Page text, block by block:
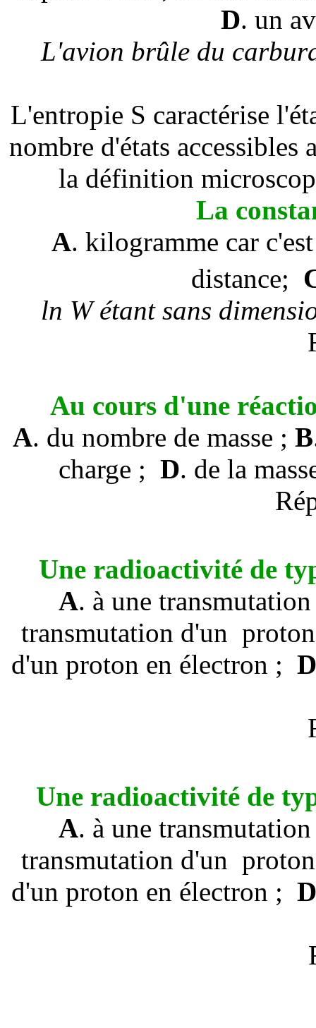
D. un
L'avion brûle du
L'entropie S caractérise
nombre d'états
la définition
La
A. kilogramme car
distance;
ln Wétant sans
Au cours d'une
A. du nombre de masse ; B
charge ; D. de la
Une radioactivité de
A. à une
transmutation d'un proton
d'un proton en électron ; D
Une radioactivité de
A. à une
transmutation d'un proton
d'un proton en électron ; D